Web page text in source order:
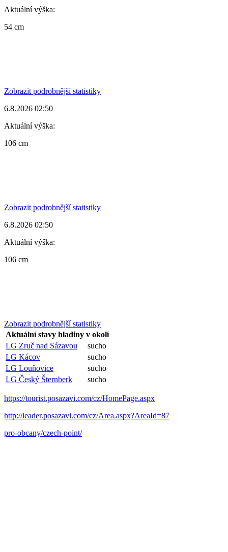
Aktuální výška:
54 cm
Zobrazit podrobnější statistiky
6.8.2026 02:50
Aktuální výška:
106 cm
Zobrazit podrobnější statistiky
6.8.2026 02:50
Aktuální výška:
106 cm
Zobrazit podrobnější statistiky
Aktuální stavy hladiny v okolí
LG Zruč nad Sázavou
sucho
LG Kácov
sucho
LG Louňovice
sucho
LG Český Šternberk
sucho
https://tourist.posazavi.com/cz/HomePage.aspx
http://leader.posazavi.com/cz/Area.aspx?AreaId=87
pro-obcany/czech-point/